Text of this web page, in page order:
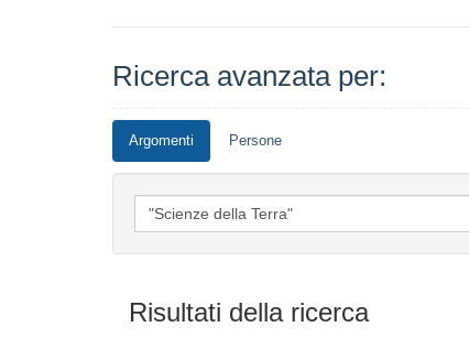
Ricerca avanzata per:
Argomenti Persone
Risultati della ricerca